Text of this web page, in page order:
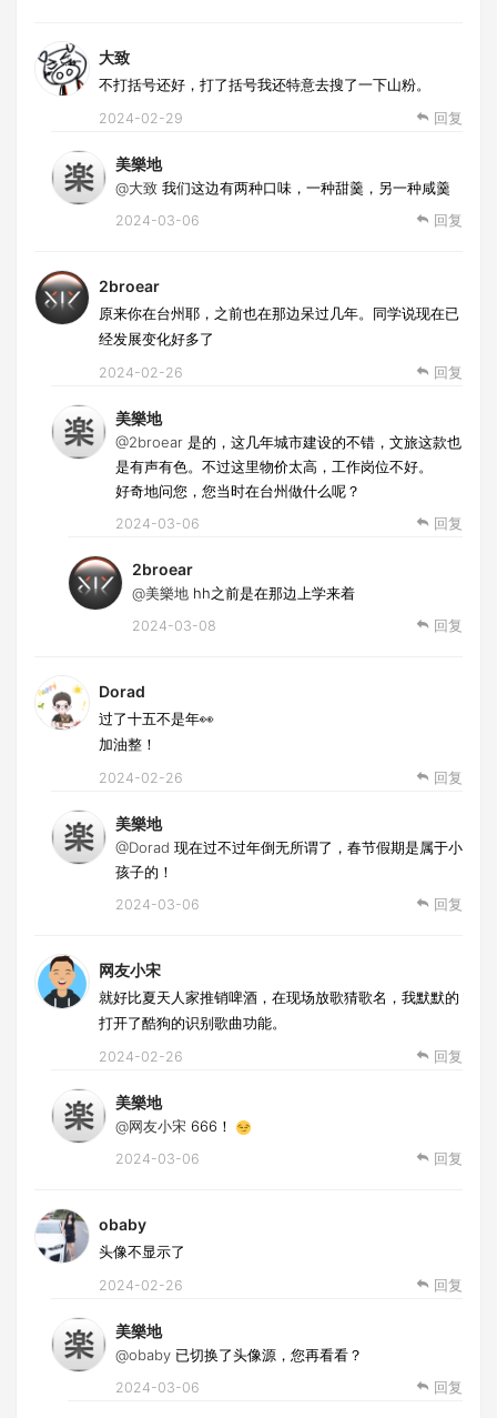
大致
不打括号还好，打了括号我还特意去搜了一下山粉。
2024-02-29 回复
美樂地
@大致 我们这边有两种口味，一种甜羹，另一种咸羹
2024-03-06 回复
2broear
原来你在台州耶，之前也在那边呆过几年。同学说现在已
经发展变化好多了
2024-02-26 回复
美樂地
@2broear 是的，这几年城市建设的不错，文旅这款也
是有声有色。不过这里物价太高，工作岗位不好。
好奇地问您，您当时在台州做什么呢？
2024-03-06 回复
2broear
@美樂地 hh之前是在那边上学来着
2024-03-08 回复
Dorad
过了十五不是年👀
加油整！
2024-02-26 回复
美樂地
@Dorad 现在过不过年倒无所谓了，春节假期是属于小
孩子的！
2024-03-06 回复
网友小宋
就好比夏天人家推销啤酒，在现场放歌猜歌名，我默默的
打开了酷狗的识别歌曲功能。
2024-02-26 回复
美樂地
@网友小宋 666！
2024-03-06 回复
obaby
头像不显示了
2024-02-26 回复
美樂地
@obaby 已切换了头像源，您再看看？
2024-03-06 回复